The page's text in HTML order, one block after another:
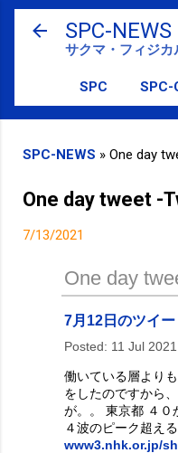
スキップして
SPC-NEWS
サクマ・フィジカ
SPC SPC-
SPC-NEWS » One day
One day tweet -
7/13/2021
One day
7月12日のツイー
Posted: 11 Jul
働いている層より
をしたのですから
が。。 東京都 ４０
４波のピーク超え
www3.nhk.or.jp/